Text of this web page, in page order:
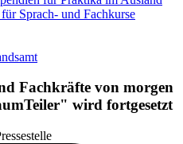
Sprach- und Fachkurse
Fachkräfte von morgen
wird fortgesetzt